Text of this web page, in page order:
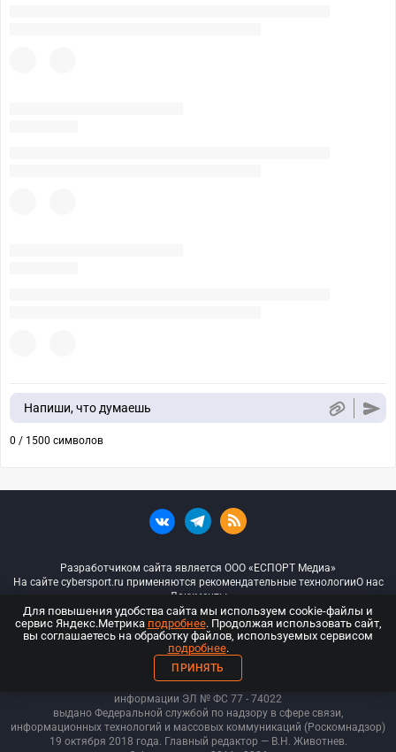
Напиши, что думаешь
0 / 1500 символов
Разработчиком сайта является ООО «ЕСПОРТ Медиа»
На сайте cybersport.ru применяются рекомендательные технологииО нас
Документы
© ООО «Киберспорт.ру» — Все права защищены
18+
ООО «Киберспорт.ру». Свидетельство о регистрации средств массовой
информации ЭЛ № ФС 77 - 74022
выдано Федеральной службой по надзору в сфере связи,
информационных технологий и массовых коммуникаций (Роскомнадзор)
19 октября 2018 года. Главный редактор — В.Н. Животнев.
Для повышения удобства сайта мы используем cookie-файлы и
сервис Яндекс.Метрика подробнее. Продолжая использовать сайт,
вы соглашаетесь на обработку файлов, используемых сервисом
подробнее.
ПРИНЯТЬ